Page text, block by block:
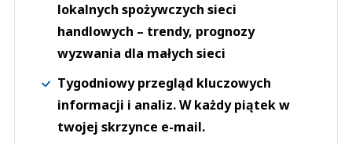
lokalnych spożywczych sieci
handlowych – trendy, prognozy
wyzwania dla małych sieci
Tygodniowy przegląd kluczowych
informacji i analiz. W każdy piątek w
twojej skrzynce e-mail.